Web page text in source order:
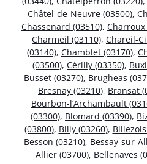
Châtel-de-Neuvre (03500),
Chassenard (03510), Charroux
Charmeil (03110), Chareil-
(03140), Chamblet (03170),
(03500), Cérilly (03350),
Busset (03270), Brugheas
Bresnay (03210), Bransat
Bourbon-l’Archambault
(03300), Blomard (03390),
(03800), Billy (03260),
Besson (03210), Bessay-sur-
Allier (03700), Bellenaves